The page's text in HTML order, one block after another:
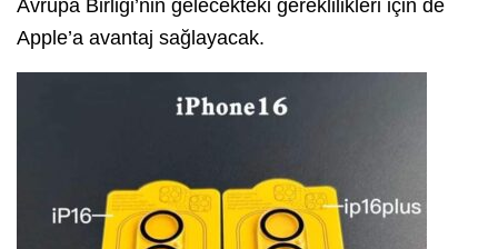
Avrupa Birliği’nin gelecekteki gereklilikleri için de
Apple’a avantaj sağlayacak.